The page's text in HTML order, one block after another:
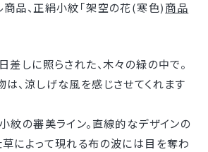
商品、正絹小紋｢架空の花(寒色) 商品
差しに照らされた、木々の緑の中で。
、涼しげな風を感じさせてくれます
紋の審美ライン。直線的なデザインの
草によって現れる布の波には目を奪わ